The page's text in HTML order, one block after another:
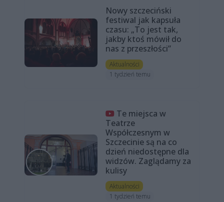
Nowy szczeciński
festiwal jak kapsuła
czasu: „To jest tak,
jakby ktoś mówił do
nas z przeszłości”
Aktualności
1 tydzień temu
Te miejsca w
Teatrze
Współczesnym w
Szczecinie są na co
dzień niedostępne dla
widzów. Zaglądamy za
kulisy
Aktualności
1 tydzień temu